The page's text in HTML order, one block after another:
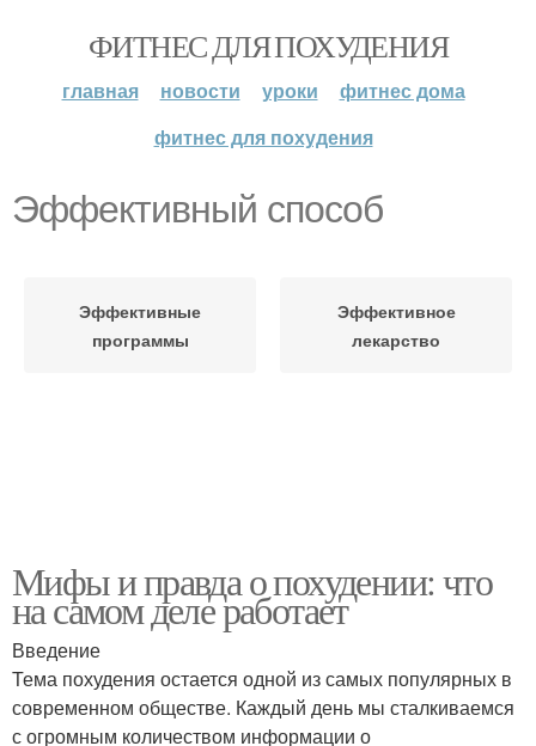
ФИТНЕС ДЛЯ ПОХУДЕНИЯ
главная новости уроки
фитнес дома
фитнес для похудения
Эффективный способ
Эффективные
программы
Эффективное
лекарство
Мифы и правда о похудении: что
на самом деле работает
Введение
Тема похудения остается одной из самых популярных в
современном обществе. Каждый день мы сталкиваемся
с огромным количеством информации о